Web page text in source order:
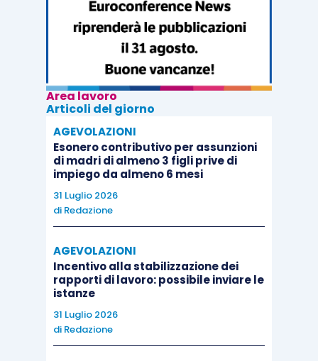
Area lavoro
Articoli del giorno
AGEVOLAZIONI
Esonero contributivo per assunzioni
di madri di almeno 3 figli prive di
impiego da almeno 6 mesi
31 Luglio 2026
di Redazione
AGEVOLAZIONI
Incentivo alla stabilizzazione dei
rapporti di lavoro: possibile inviare le
istanze
31 Luglio 2026
di Redazione